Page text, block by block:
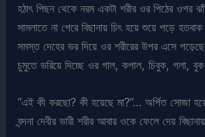
হঠাৎ পিছন থেকে নরম একটা শরীর ওর পিঠের ওপর
সামলাতে না পেরে বিছানায় চিৎ হয়ে শুয়ে পড়ে
সমস্ত দেহের ভর দিয়ে ওর শরীরের উপর এসে
চুমুতে ভরিয়ে দিচ্ছে ওর গাল, কপাল, চিবুক, গলা,
“এই কী করছো? কী হয়েছে মা?”… অর্পিত সোজা
বন্দনা দেবীর ভারী শরীর আবার ওকে ফেলে দেয় বিছানায় |